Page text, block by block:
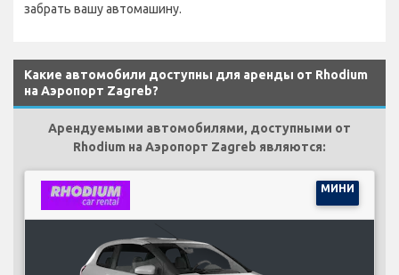
забрать вашу автомашину.
Какие автомобили доступны для аренды от Rhodium
на Аэропорт Zagreb?
Арендуемыми автомобилями, доступными от
Rhodium на Аэропорт Zagreb являются:
МИНИ